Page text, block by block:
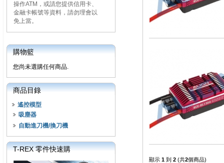
操作ATM，或請您提供信用卡、
金融卡帳號等資料，請勿理會以
免上當。
購物籃
您尚未選購任何商品.
商品目錄
遙控模型
吸塵器
自動進刀機/換刀機
T-REX 零件快速購
顯示 1 到 2 (共2個商品)